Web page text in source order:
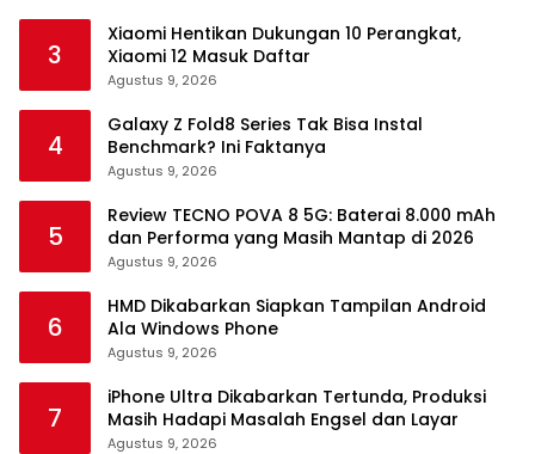
3
Xiaomi Hentikan Dukungan 10 Perangkat,
Xiaomi 12 Masuk Daftar
Agustus 9, 2026
4
Galaxy Z Fold8 Series Tak Bisa Instal
Benchmark? Ini Faktanya
Agustus 9, 2026
5
Review TECNO POVA 8 5G: Baterai 8.000 mAh
dan Performa yang Masih Mantap di 2026
Agustus 9, 2026
6
HMD Dikabarkan Siapkan Tampilan Android
Ala Windows Phone
Agustus 9, 2026
7
iPhone Ultra Dikabarkan Tertunda, Produksi
Masih Hadapi Masalah Engsel dan Layar
Agustus 9, 2026